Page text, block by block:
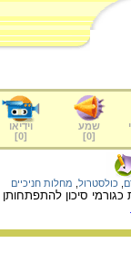
שמע
[
0
]
וידיאו
[
0
]
כולסטרול מחלות חניכיים
סיכון להתפתחותן